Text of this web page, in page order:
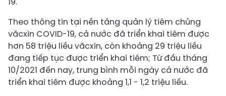
Theo thông tin tại nền tảng quản lý tiêm chủng
văcxin COVID-19, cả nước đã triển khai tiêm được
hơn 58 triệu liều văcxin, còn khoảng 29 triệu liều
đang tiếp tục được triển khai tiêm; Từ đầu tháng
10/2021 đến nay, trung bình mỗi ngày cả nước đã
triển khai tiêm được khoảng 1,1 - 1,2 triệu liều.